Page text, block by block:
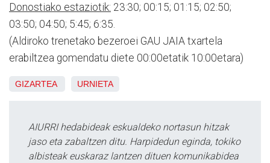
Donostiako estaziotik: 23:30; 00:15; 01:15; 02:50;
03:50; 04:50; 5:45; 6:35.
(Aldiroko trenetako bezeroei GAU JAIA txartela
erabiltzea gomendatu diete 00:00etatik 10:00etara)
GIZARTEA URNIETA
AIURRI hedabideak eskualdeko nortasun hitzak
jaso eta zabaltzen ditu. Harpidedun eginda, tokiko
albisteak euskaraz lantzen dituen komunikabidea